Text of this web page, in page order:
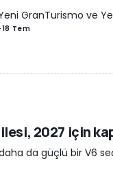
GranTurismo ve
18 Tem
2027 için
da güçlü bir V6